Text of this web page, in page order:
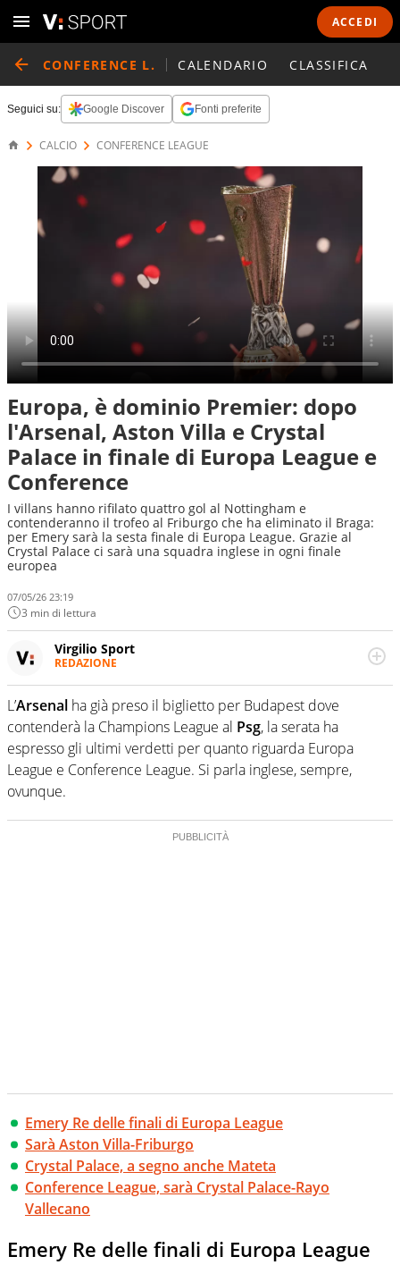
ACCEDI
CONFERENCE L. CALENDARIO CLASSIFICA
Seguici su: Google Discover Fonti preferite
CALCIO CONFERENCE LEAGUE
Europa, è dominio Premier: dopo
l'Arsenal, Aston Villa e Crystal
Palace in finale di Europa League e
Conference
I villans hanno rifilato quattro gol al Nottingham e
contenderanno il trofeo al Friburgo che ha eliminato il Braga:
per Emery sarà la sesta finale di Europa League. Grazie al
Crystal Palace ci sarà una squadra inglese in ogni finale
europea
07/05/26 23:19
3 min di lettura
Virgilio Sport
REDAZIONE
appassionato su tutto il mondo dello sport. Calcio,
calciomercato, F1, Motomondiale ma anche tennis,
volley, basket: su Virgilio Sport i tifosi e gli appassionati
sanno che troveranno sempre copertura completa e
zero faziosità. La squadra di Virgilio Sport è formata da
giornalisti ed esperti di sport abili sia nel gioco di
rimessa quando intercettano le notizie e le rilanciano
creano contenuti 100% originali ed esclusivi.
L’Arsenal ha già preso il biglietto per Budapest dove
contenderà la Champions League al Psg, la serata ha
espresso gli ultimi verdetti per quanto riguarda Europa
League e Conference League. Si parla inglese, sempre,
ovunque.
Emery Re delle finali di Europa League
Sarà Aston Villa-Friburgo
Crystal Palace, a segno anche Mateta
Conference League, sarà Crystal Palace-Rayo
Vallecano
Emery Re delle finali di Europa League